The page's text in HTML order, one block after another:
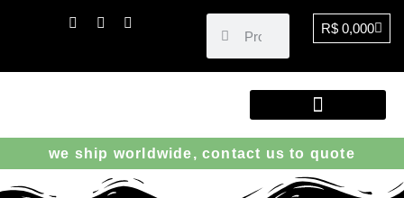
R$ 0,000
we ship worldwide, contact us to quote